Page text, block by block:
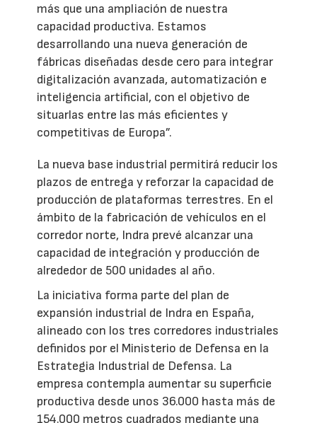
más que una ampliación de nuestra
capacidad productiva. Estamos
desarrollando una nueva generación de
fábricas diseñadas desde cero para integrar
digitalización avanzada, automatización e
inteligencia artificial, con el objetivo de
situarlas entre las más eficientes y
competitivas de Europa”.
La nueva base industrial permitirá reducir los
plazos de entrega y reforzar la capacidad de
producción de plataformas terrestres. En el
ámbito de la fabricación de vehículos en el
corredor norte, Indra prevé alcanzar una
capacidad de integración y producción de
alrededor de 500 unidades al año.
La iniciativa forma parte del plan de
expansión industrial de Indra en España,
alineado con los tres corredores industriales
definidos por el Ministerio de Defensa en la
Estrategia Industrial de Defensa. La
empresa contempla aumentar su superficie
productiva desde unos 36.000 hasta más de
154.000 metros cuadrados mediante una